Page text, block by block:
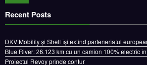
Recent Posts
DKV Mobility și Shell își extind parteneriatul
Blue River: 26.123 km cu un camion 100% electric
Proiectul Revoy prinde contur